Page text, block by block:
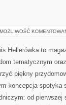
MOŻLIWOŚĆ
Hellerówka to
tematycznym
piękny
koncepcja spotyka
od pierwszej